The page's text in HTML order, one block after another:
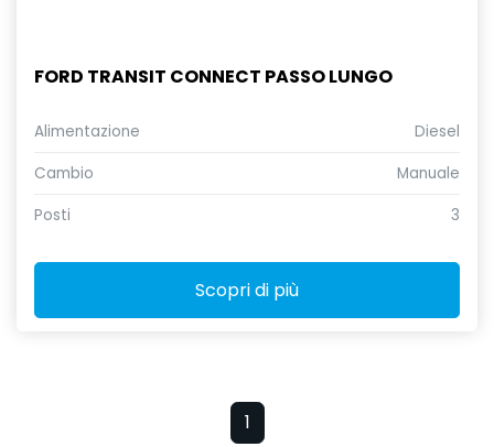
FORD TRANSIT CONNECT PASSO LUNGO
Alimentazione
Diesel
Cambio
Manuale
Posti
3
Scopri di più
1